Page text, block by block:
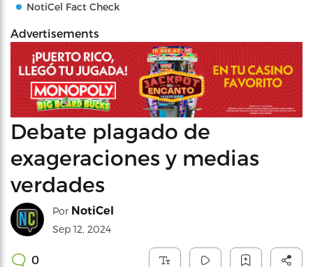
NotiCel Fact Check
Advertisements
Debate plagado de
exageraciones y medias
verdades
Por NotiCel
Sep 12, 2024
0